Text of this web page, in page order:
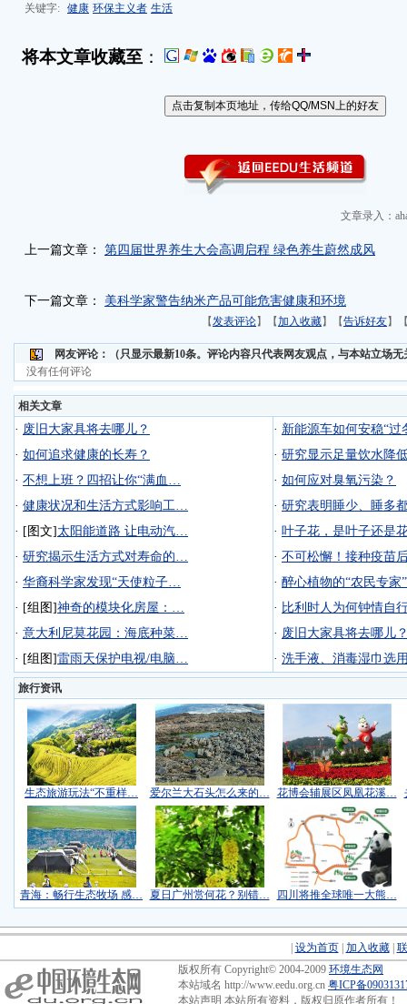
关键字: 健康 环保主义者 生活
将本文章收藏至 ：
文章录入：
上一篇文章： 第四届世界养生大会高调启程 绿色养生蔚然成风
下一篇文章： 美科学家警告纳米产品可能危害健康和环境
【发表评论】【加入收藏】【告诉好友】
网友评论：
（只显示最新10条。评论内容只代表网友观点，与本站立场无
没有任何评论
相关文章
· 废旧大家具将去哪儿？
· 如何追求健康的长寿？
· 不想上班？四招让你“满血…
· 健康状况和生活方式影响工…
· [图文] 太阳能道路 让电动汽…
· 研究揭示生活方式对寿命的…
· 华裔科学家发现“天使粒子…
· [组图]神奇的模块化房屋：…
· 意大利尼莫花园：海底种菜…
· [组图]雷雨天保护电视/电脑…
· 新能源车如何安稳“
· 研究显示足量饮水降
· 如何应对臭氧污染？
· 研究表明睡少、睡多
· 叶子花，是叶子还是
· 不可松懈！接种疫苗
· 醉心植物的“农民专家”
· 比利时人为何钟情自
· 废旧大家具将去哪儿
· 洗手液、消毒湿巾选
旅行资讯
生态旅游玩法“不重样… 爱尔兰大石头怎么来的… 花博会辅展区凤凰花溪…
青海：畅行生态牧场 感… 夏日广州赏何花？别错… 四川将推全球唯一大熊…
设为首页| 加入收藏|
版权所有 Copyright© 2004-2009 环境生态网
本站域名 http://www.eedu.org.cn 粤ICP备
本站声明 本站所有资料，版权归原作者所有！